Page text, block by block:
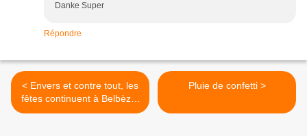
Danke Super
Répondre
< Envers et contre tout, les
fêtes continuent à Belbèze-
en-Comminges, Mane et
Pluie de confetti >